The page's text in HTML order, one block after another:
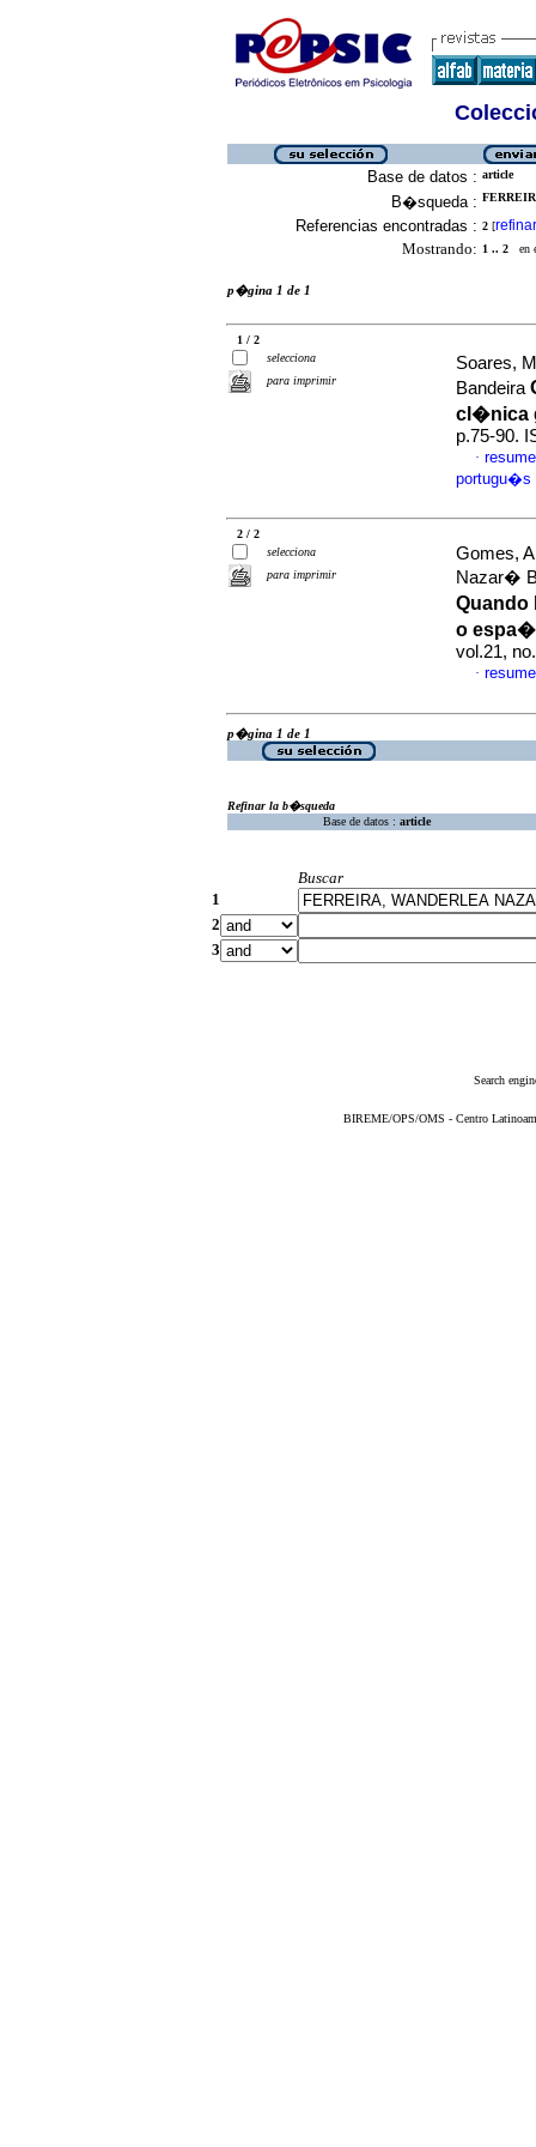
Base de datos : article
B�squeda :
Referencias encontradas : 2 [refinar
Mostrando: 1 .. 2 en
p�gina 1 de 1
1 / 2
selecciona
para imprimir
Soares,
Bandeira
cl�nica
p.75-90.
·
portugu�s
2 / 2
selecciona
para imprimir
Gomes,
Nazar�
Quando
o
vol.21,
·
p�gina 1 de 1
Refinar la b�squeda
Base de datos : article
Buscar
1
2
3
Search
BIREME/OPS/OMS - Centro